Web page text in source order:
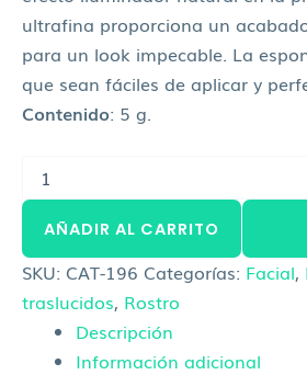
ultrafina proporciona un
para un look impecable. La
que sean fáciles de aplicar y
Contenido: 5 g.
AÑADIR AL CARRITO
SKU: CAT-196 Categorías: Facial,
traslucidos, Rostro
Descripción
Información adicional